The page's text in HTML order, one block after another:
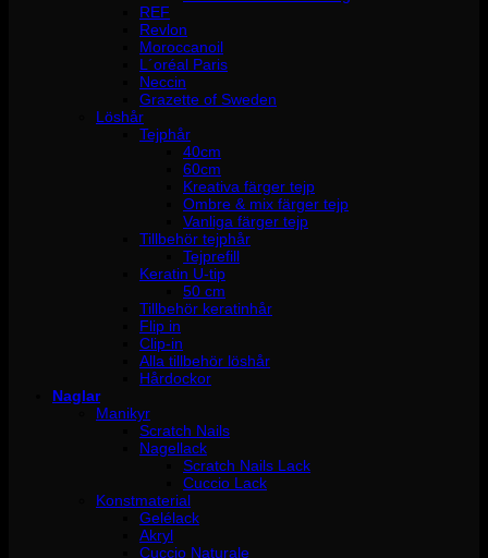
REF
Revlon
Moroccanoil
L´oréal Paris
Neccin
Grazette of Sweden
Löshår
Tejphår
40cm
60cm
Kreativa färger tejp
Ombre & mix färger tejp
Vanliga färger tejp
Tillbehör tejphår
Tejprefill
Keratin U-tip
50 cm
Tillbehör keratinhår
Flip in
Clip-in
Alla tillbehör löshår
Hårdockor
Naglar
Manikyr
Scratch Nails
Nagellack
Scratch Nails Lack
Cuccio Lack
Konstmaterial
Gelélack
Akryl
Cuccio Naturale